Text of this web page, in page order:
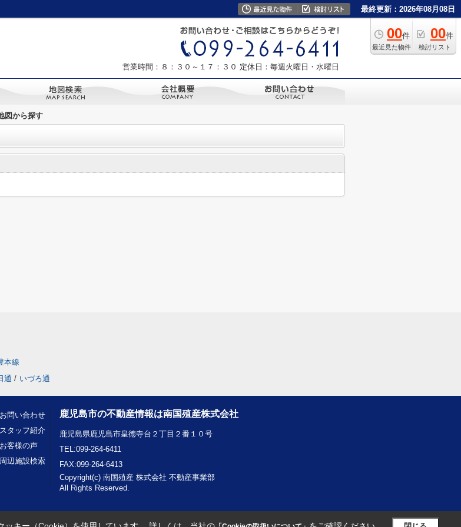
最終更新：2026年08月08日
00件
最近見た物件
00件
検討リスト
営業時間：８：３０～１７：３０ 定休日：毎週火曜日・水曜日
図から探す
本線
通 / いづろ通
お問い合わせ
スタッフ紹介
お客様の声
周辺施設検索
鹿児島市の不動産情報は南国殖産株式会社
鹿児島県鹿児島市皇徳寺台２丁目２番１０号
TEL:099-264-6411
FAX:099-264-6413
Copyright(c) 南国殖産 株式会社 不動産事業部
All Rights Reserved.